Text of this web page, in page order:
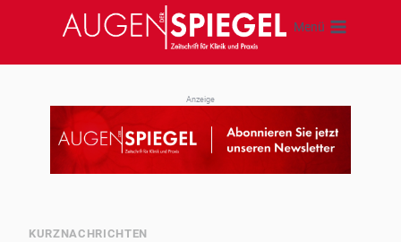
springen
Menü
Anzeige
KURZNACHRICHTEN